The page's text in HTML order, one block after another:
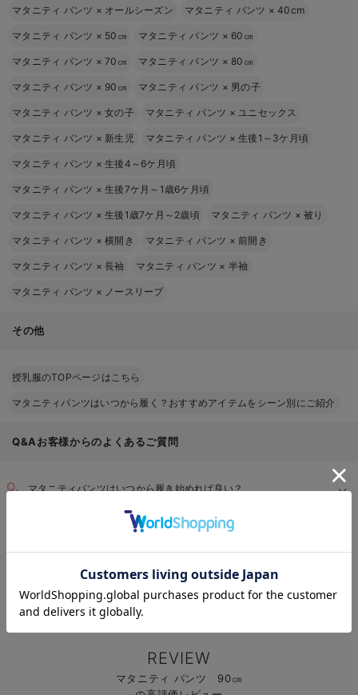
マタニティ パンツ × オールシーズン マタニティ パンツ ×40cm
マタニティ パンツ × 50㎝ マタニティ パンツ × 60㎝
マタニティ パンツ ×70㎝ マタニティ パンツ × 80㎝
マタニティ パンツ × 90㎝ マタニティ パンツ × 男の子
マタニティ パンツ ×女の子 マタニティ パンツ × ユニセックス
マタニティ パンツ × 新生児 マタニティ パンツ ×生後1～3ケ月頃
マタニティ パンツ ×生後4～6ケ月頃
マタニティ パンツ ×生後7ケ月～1歳6ケ月頃
マタニティ パンツ ×生後1歳7ケ月～2歳頃 マタニティ パンツ ×被り
マタニティ パンツ ×横開き マタニティ パンツ ×前開き
マタニティ パンツ ×長袖 マタニティ パンツ × 半袖
マタニティ パンツ × ノースリーブ
その他
授乳服のTOPページはこちら
マタニティパンツはいつから履く？おすすめアイテムをシーン別にご紹介
Q&Aお客様からのよくあるご質問
マタニティパンツはいつから履き始めれば良い？
普通のパンツ（大きめサイズ）とマタニティパンツの違いは？
着脱しやすい設計：
マタニティパンツを選ぶときのポイントや、サイズの目安は？
お気に入り商品を確認する
REVIEW
マタニティ パンツ 90㎝